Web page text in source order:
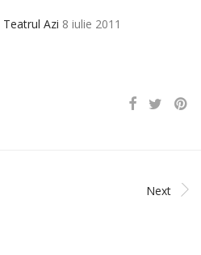
Teatrul Azi 8 iulie 2011
Next